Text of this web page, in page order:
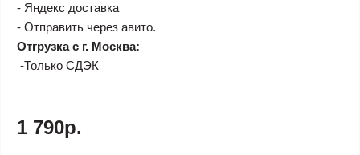
- Яндекс доставка
- Отправить через авито.
Отгрузка с г. Москва:
-Только СДЭК
1 790р.